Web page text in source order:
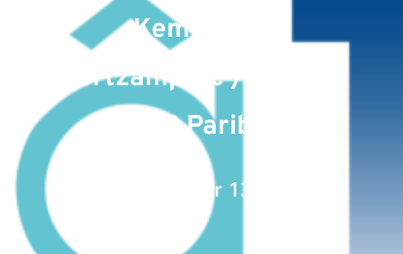
Kempen et
Portzamparc / Groupe
BNP Paribas
Date : janvier 13, 2022